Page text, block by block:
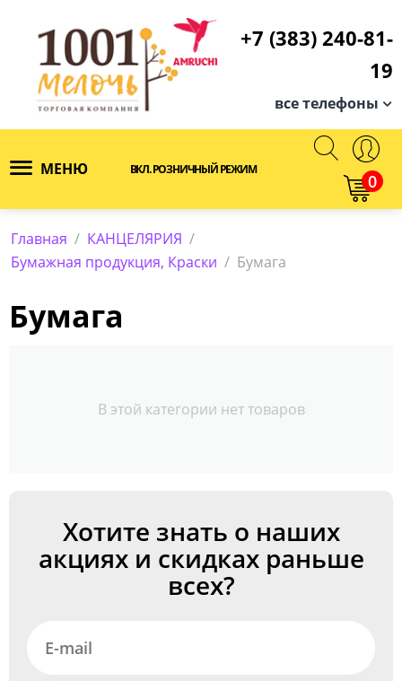
+7 (383) 240-81-
19
все телефоны
МЕНЮ ВКЛ. РОЗНИЧНЫЙ РЕЖИМ
0
Главная / КАНЦЕЛЯРИЯ /
Бумажная продукция, Краски / Бумага
Бумага
В этой категории нет товаров
Хотите знать о наших
акциях и скидках раньше
всех?